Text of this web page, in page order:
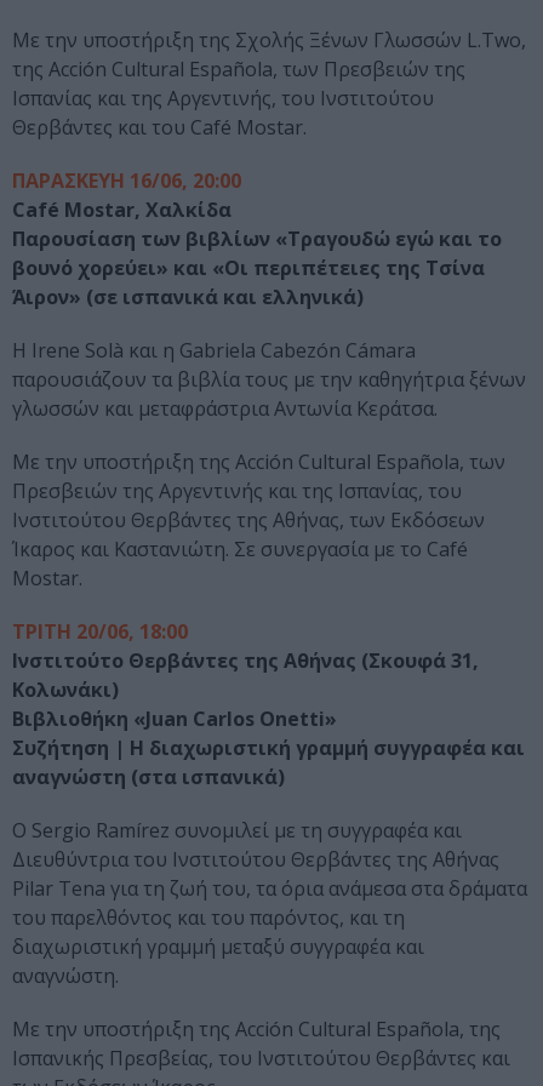
Με την υποστήριξη της Σχολής Ξένων Γλωσσών L.Two,
της Acción Cultural Española, των Πρεσβειών της
Ισπανίας και της Αργεντινής, του Ινστιτούτου
Θερβάντες και του Café Mostar.
ΠΑΡΑΣΚΕΥΗ 16/06, 20:00
Café Mostar, Χαλκίδα
Παρουσίαση των βιβλίων «Τραγουδώ εγώ και το
βουνό χορεύει» και «Οι περιπέτειες της Τσίνα
Άιρον» (σε ισπανικά και ελληνικά)
H Irene Solà και η Gabriela Cabezón Cámara
παρουσιάζουν τα βιβλία τους με την καθηγήτρια ξένων
γλωσσών και μεταφράστρια Αντωνία Κεράτσα.
Με την υποστήριξη της Acción Cultural Española, των
Πρεσβειών της Αργεντινής και της Ισπανίας, του
Ινστιτούτου Θερβάντες της Αθήνας, των Εκδόσεων
Ίκαρος και Καστανιώτη. Σε συνεργασία με το Café
Mostar.
ΤΡΙΤΗ 20/06, 18:00
Ινστιτούτο Θερβάντες της Αθήνας (Σκουφά 31,
Κολωνάκι)
Βιβλιοθήκη «Juan Carlos Onetti»
Συζήτηση | Η διαχωριστική γραμμή συγγραφέα και
αναγνώστη (στα ισπανικά)
Ο Sergio Ramírez συνομιλεί με τη συγγραφέα και
Διευθύντρια του Ινστιτούτου Θερβάντες της Αθήνας
Pilar Tena για τη ζωή του, τα όρια ανάμεσα στα δράματα
του παρελθόντος και του παρόντος, και τη
διαχωριστική γραμμή μεταξύ συγγραφέα και
αναγνώστη.
Με την υποστήριξη της Acción Cultural Española, της
Ισπανικής Πρεσβείας, του Ινστιτούτου Θερβάντες και